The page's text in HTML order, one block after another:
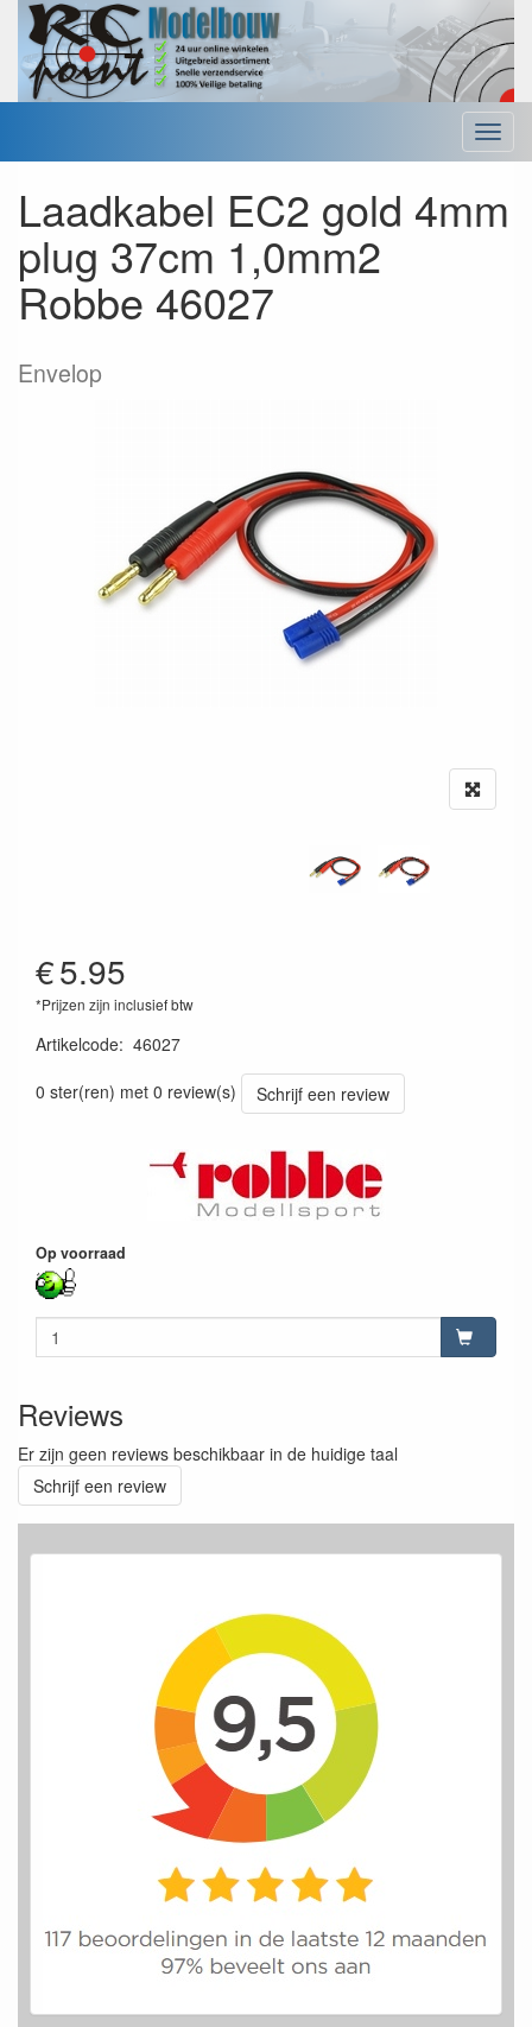
Menu
Laadkabel EC2 gold 4mm
plug 37cm 1,0mm2
Robbe 46027
Envelop
€5.95
*Prijzen zijn inclusief btw
Artikelcode: 46027
0 ster(ren) met 0 review(s)
Schrijf een review
Op voorraad
Reviews
Er zijn geen reviews beschikbaar in de huidige taal
Schrijf een review